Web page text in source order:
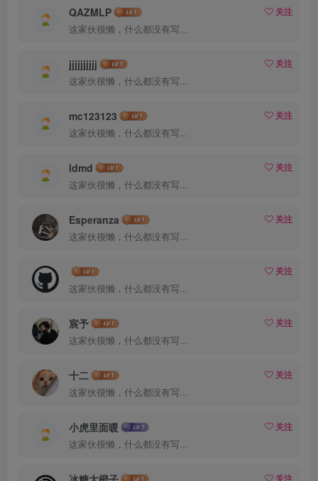
QAZMLP
关注
这家伙很懒，什么都没有写...
jjjjjjjjjj
关注
这家伙很懒，什么都没有写...
mc123123
关注
这家伙很懒，什么都没有写...
ldmd
关注
这家伙很懒，什么都没有写...
Esperanza
关注
这家伙很懒，什么都没有写...
关注
这家伙很懒，什么都没有写...
宸予
关注
这家伙很懒，什么都没有写...
十二
关注
这家伙很懒，什么都没有写...
小虎里面暖
关注
这家伙很懒，什么都没有写...